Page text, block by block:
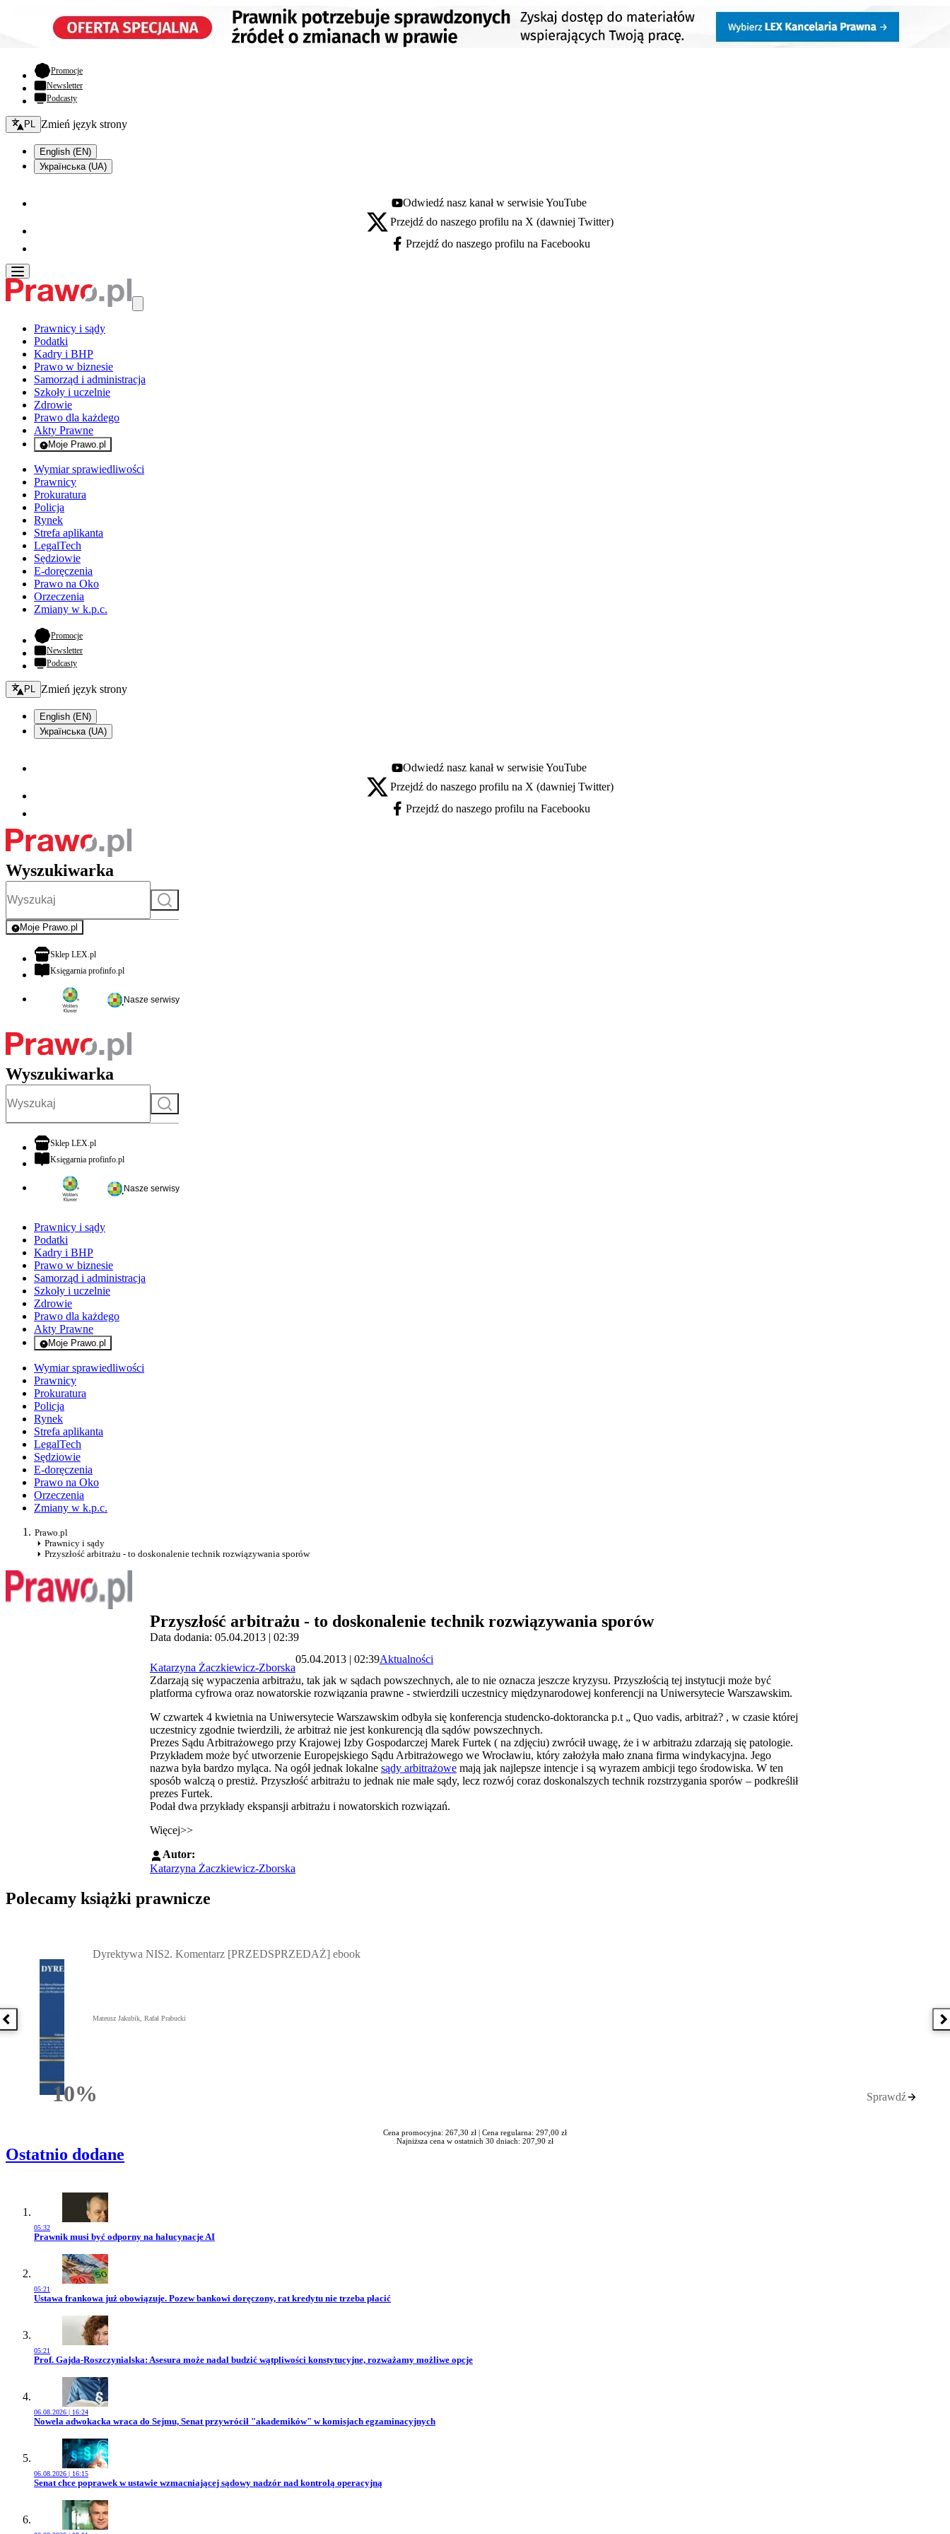
Promocje- otwiera się w nowej karcie
Newsletter
Podcasty
Zmień język - bieżący:
PL Zmień język strony
English (EN)
Українська (UA)
Youtube - otwiera się w nowej karcie
Odwiedź nasz kanał w serwisie YouTube
X - otwiera się w nowej karcie
Przejdź do naszego profilu na X (dawniej Twitter)
Facebook - otwiera się w nowej karcie
Przejdź do naszego profilu na Facebooku
Prawnicy i sądy
Podatki
Kadry i BHP
Prawo w biznesie
Samorząd i administracja
Szkoły i uczelnie
Zdrowie
Prawo dla każdego
Akty Prawne
Moje Prawo.pl
- rejestracja i logowanie do serwisu
Wymiar sprawiedliwości
Prawnicy
Prokuratura
Policja
Rynek
Strefa aplikanta
LegalTech
Sędziowie
E-doręczenia
Prawo na Oko
Orzeczenia
Zmiany w k.p.c.
Promocje- otwiera się w nowej karcie
Newsletter
Podcasty
Zmień język - bieżący:
PL Zmień język strony
English (EN)
Українська (UA)
Youtube - otwiera się w nowej karcie
Odwiedź nasz kanał w serwisie YouTube
X - otwiera się w nowej karcie
Przejdź do naszego profilu na X (dawniej Twitter)
Facebook - otwiera się w nowej karcie
Przejdź do naszego profilu na Facebooku
Wyszukiwarka
Szukaj
Moje Prawo.pl
- rejestracja i logowanie do serwisu
Sklep LEX.plotwiera się w nowej karcie
Księgarnia profinfo.plotwiera się w nowej karcie
Nasze serwisy
Wyszukiwarka
Szukaj
Sklep LEX.plotwiera się w nowej karcie
Księgarnia profinfo.plotwiera się w nowej karcie
Nasze serwisy
Prawnicy i sądy
Podatki
Kadry i BHP
Prawo w biznesie
Samorząd i administracja
Szkoły i uczelnie
Zdrowie
Prawo dla każdego
Akty Prawne
Moje Prawo.pl
- rejestracja i logowanie do serwisu
Wymiar sprawiedliwości
Prawnicy
Prokuratura
Policja
Rynek
Strefa aplikanta
LegalTech
Sędziowie
E-doręczenia
Prawo na Oko
Orzeczenia
Zmiany w k.p.c.
Prawo.pl
Prawnicy i sądy
Przyszłość arbitrażu - to doskonalenie technik rozwiązywania sporów
Przyszłość arbitrażu - to doskonalenie technik rozwiązywania sporów
Data dodania: 05.04.2013 | 02:39
Katarzyna Żaczkiewicz-Zborska
05.04.2013 | 02:39Aktualności
Zdarzają się wypaczenia arbitrażu, tak jak w sądach powszechnych, ale to nie oznacza jeszcze kryzysu. Przyszłością tej instytucji może być
platforma cyfrowa oraz nowatorskie rozwiązania prawne - stwierdzili uczestnicy międzynarodowej konferencji na Uniwersytecie Warszawskim.
W czwartek 4 kwietnia na Uniwersytecie Warszawskim odbyła się konferencja studencko-doktorancka p.t „ Quo vadis, arbitraż? , w czasie której
uczestnicy zgodnie twierdzili, że arbitraż nie jest konkurencją dla sądów powszechnych.
Prezes Sądu Arbitrażowego przy Krajowej Izby Gospodarczej Marek Furtek ( na zdjęciu) zwrócił uwagę, że i w arbitrażu zdarzają się patologie.
Przykładem może być utworzenie Europejskiego Sądu Arbitrażowego we Wrocławiu, który założyła mało znana firma windykacyjna. Jego
nazwa była bardzo myląca. Na ogół jednak lokalne sądy arbitrażowe mają jak najlepsze intencje i są wyrazem ambicji tego środowiska. W ten
sposób walczą o prestiż. Przyszłość arbitrażu to jednak nie małe sądy, lecz rozwój coraz doskonalszych technik rozstrzygania sporów – podkreślił
prezes Furtek.
Podał dwa przykłady ekspansji arbitrażu i nowatorskich rozwiązań.
Więcej>>
Autor:
Katarzyna Żaczkiewicz-Zborska
Polecamy książki prawnicze
Poprzednia książka
10%Rabatu
Dyrektywa NIS2. Komentarz [PRZEDSPRZEDAŻ] ebook
Mateusz Jakubik, Rafał Prabucki
Sprawdź
Cena promocyjna: 267,30 zł | Cena regularna: 297,00 zł
Najniższa cena w ostatnich 30 dniach: 207,90 zł
Ostatnio dodane
05:32
Przejdź do artykułu:
Prawnik musi być odporny na halucynacje AI
05:21
Przejdź do artykułu:
Ustawa frankowa już obowiązuje. Pozew bankowi doręczony, rat kredytu nie trzeba płacić
05:21
Przejdź do artykułu:
Prof. Gajda-Roszczynialska: Asesura może nadal budzić wątpliwości konstytucyjne, rozważamy możliwe opcje
06.08.2026 | 16:24
Przejdź do artykułu:
Nowela adwokacka wraca do Sejmu, Senat przywrócił "akademików" w komisjach egzaminacyjnych
06.08.2026 | 16:15
Przejdź do artykułu:
Senat chce poprawek w ustawie wzmacniającej sądowy nadzór nad kontrolą operacyjną